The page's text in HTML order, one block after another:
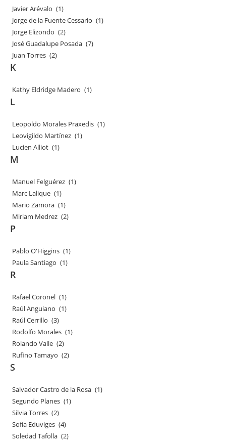
Javier Arévalo (1)
Jorge de la Fuente Cessario (1)
Jorge Elizondo (2)
José Guadalupe Posada (7)
Juan Torres (2)
K
Kathy Eldridge Madero (1)
L
Leopoldo Morales Praxedis (1)
Leovigildo Martínez (1)
Lucien Alliot (1)
M
Manuel Felguérez (1)
Marc Lalique (1)
Mario Zamora (1)
Miriam Medrez (2)
P
Pablo O'Higgins (1)
Paula Santiago (1)
R
Rafael Coronel (1)
Raúl Anguiano (1)
Raúl Cerrillo (3)
Rodolfo Morales (1)
Rolando Valle (2)
Rufino Tamayo (2)
S
Salvador Castro de la Rosa (1)
Segundo Planes (1)
Silvia Torres (2)
Sofía Eduviges (4)
Soledad Tafolla (2)